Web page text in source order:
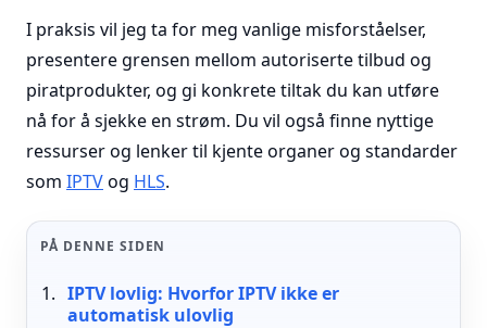
I praksis vil jeg ta for meg vanlige misforståelser,
presentere grensen mellom autoriserte tilbud og
piratprodukter, og gi konkrete tiltak du kan utføre
nå for å sjekke en strøm. Du vil også finne nyttige
ressurser og lenker til kjente organer og standarder
som IPTVog HLS.
PÅ DENNE SIDEN
IPTV lovlig: Hvorfor IPTV ikke er
automatisk ulovlig